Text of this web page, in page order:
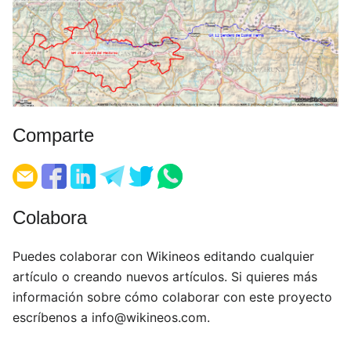
Comparte
Colabora
Puedes colaborar con Wikineos editando cualquier
artículo o creando nuevos artículos. Si quieres más
información sobre cómo colaborar con este proyecto
escríbenos a info@wikineos.com.